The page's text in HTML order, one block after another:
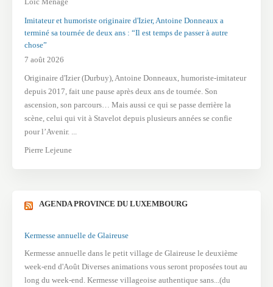
Imitateur et humoriste originaire d'Izier, Antoine Donneaux a
terminé sa tournée de deux ans : “Il est temps de passer à autre
chose”
7 août 2026
Originaire d'Izier (Durbuy), Antoine Donneaux, humoriste-imitateur
depuis 2017, fait une pause après deux ans de tournée. Son
ascension, son parcours… Mais aussi ce qui se passe derrière la
scène, celui qui vit à Stavelot depuis plusieurs années se confie
pour l’Avenir. ...
Pierre Lejeune
AGENDA PROVINCE DU LUXEMBOURG
Kermesse annuelle de Glaireuse
Kermesse annuelle dans le petit village de Glaireuse le deuxième
week-end d'Août Diverses animations vous seront proposées tout au
long du week-end. Kermesse villageoise authentique sans...(du